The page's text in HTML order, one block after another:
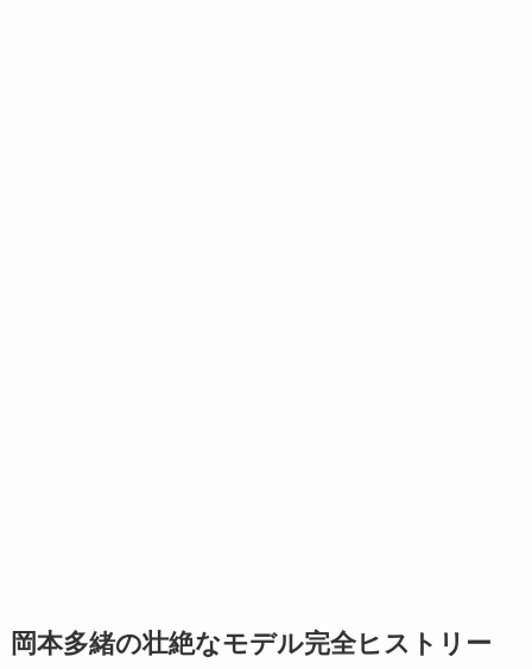
岡本多緒の壮絶なモデル完全ヒストリー